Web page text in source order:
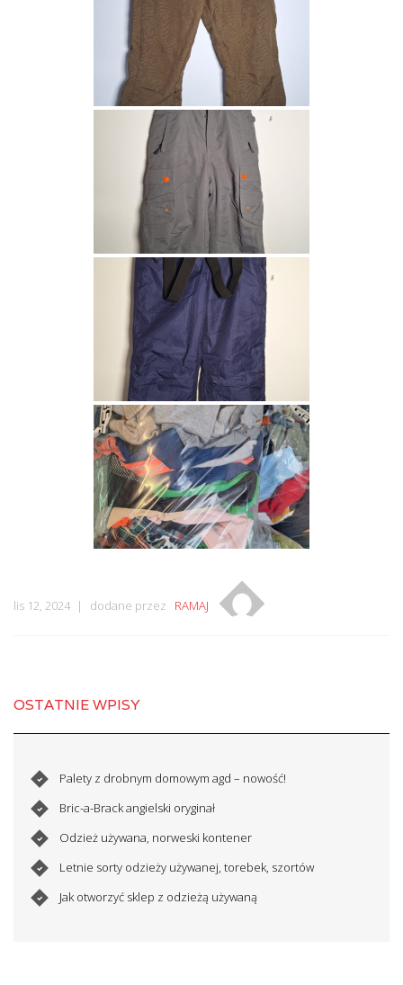
lis 12, 2024 dodane przez RAMAJ
OSTATNIE WPISY
Palety z drobnym domowym agd – nowość!
Bric-a-Brack angielski oryginał
Odzież używana, norweski kontener
Letnie sorty odzieży używanej, torebek, szortów
Jak otworzyć sklep z odzieżą używaną